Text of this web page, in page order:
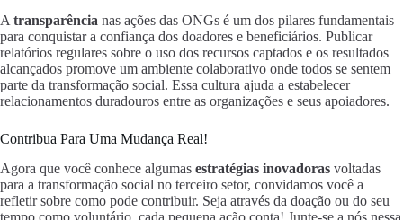
A transparência nas ações das ONGs é um dos pilares fundamentais
para conquistar a confiança dos doadores e beneficiários. Publicar
relatórios regulares sobre o uso dos recursos captados e os resultados
alcançados promove um ambiente colaborativo onde todos se sentem
parte da transformação social. Essa cultura ajuda a estabelecer
relacionamentos duradouros entre as organizações e seus apoiadores.
Contribua Para Uma Mudança Real!
Agora que você conhece algumas estratégias inovadoras voltadas
para a transformação social no terceiro setor, convidamos você a
refletir sobre como pode contribuir. Seja através da doação ou do seu